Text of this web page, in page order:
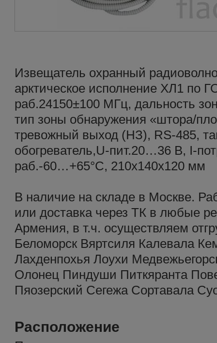
Извещатель охранный
арктическое исполнение ХЛ1 по
раб.24150±100 МГц, дальность
тип зоны обнаружения «штора/
тревожный выход (НЗ), RS-485,
обогреватель,U-пит.20…36 В, I-
раб.-60…+65°С, 210х140х120 мм
В наличие на складе в Москве.
или доставка через ТК в любые
Армения, в т.ч. осуществляем
Беломорск Вяртсиля Калевала
Лахденпохья Лоухи
Олонец Пиндуши Питкяранта
Пяозерский Сегежа Сортавала
Расположение